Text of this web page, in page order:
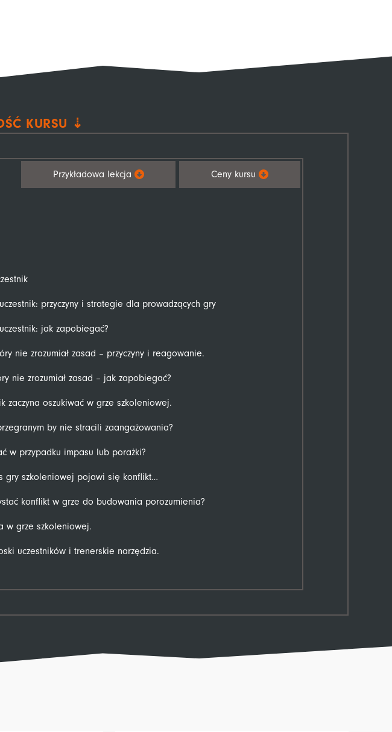
KURSU ⇣
Przykładowa lekcja Ceny kursu
przyczyny i strategie dla prowadzących gry
jak zapobiegać?
nie zrozumiał zasad – przyczyny i reagowanie.
nie zrozumiał zasad – jak zapobiegać?
zaczyna oszukiwać w grze szkoleniowej.
by nie stracili zaangażowania?
w przypadku impasu lub porażki?
gry szkoleniowej pojawi się konflikt…
konflikt w grze do budowania porozumienia?
w grze szkoleniowej.
uczestników i trenerskie narzędzia.